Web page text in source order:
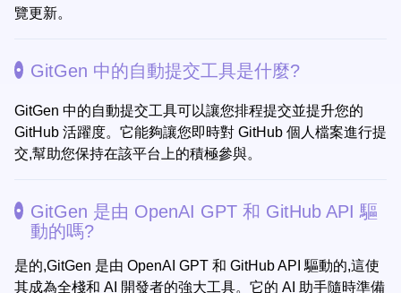
覽更新。
GitGen 中的自動提交工具是什麼?
GitGen 中的自動提交工具可以讓您排程提交並提升您的
GitHub 活躍度。它能夠讓您即時對 GitHub 個人檔案進行提
交,幫助您保持在該平台上的積極參與。
GitGen 是由 OpenAI GPT 和 GitHub API 驅
動的嗎?
是的,GitGen 是由 OpenAI GPT 和 GitHub API 驅動的,這使
其成為全棧和 AI 開發者的強大工具。它的 AI 助手隨時準備